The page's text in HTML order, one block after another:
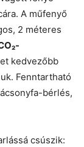
A műfenyő
2 méteres
kedvezőbb
Fenntartható
bérlés,
csúszik: